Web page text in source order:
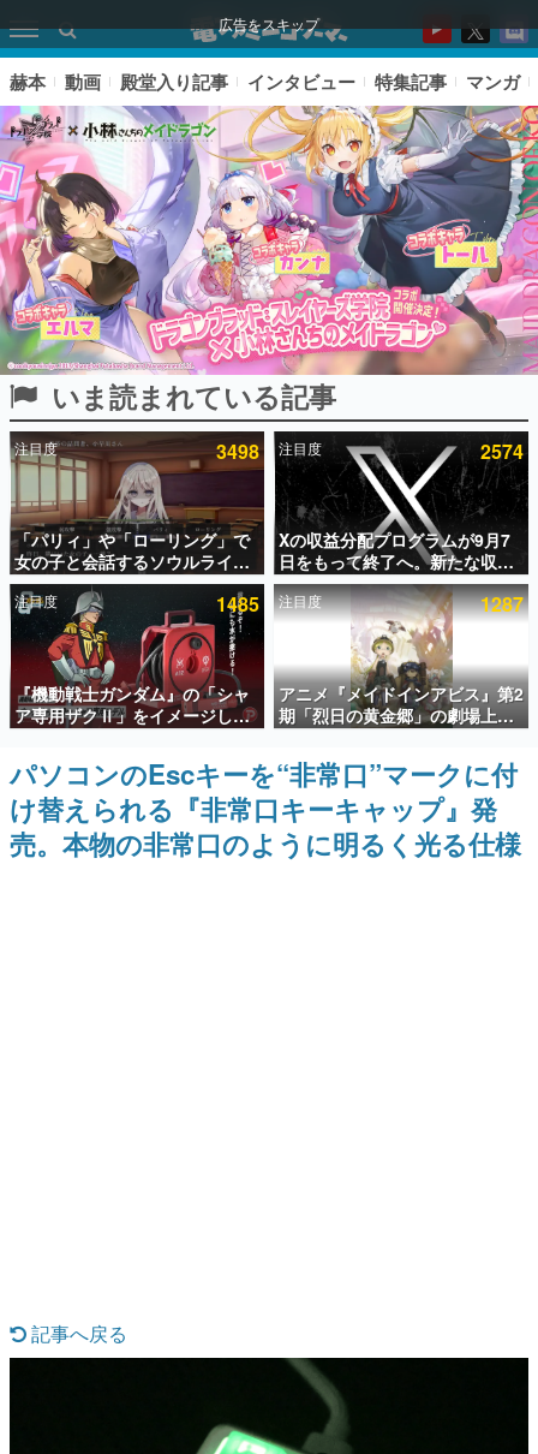
広告をスキップ
ピックアップ
電ファミのいま読まれている記事ランキング
アプリセール情報
インタビュー
連載・特集一覧
殿堂入り記事
SNS拡散数が数千以上！ ページビュー数万以上！ などな
ど。多くの人々に読まれた、電ファミ渾身の“殿堂入り”記
事をまとめました。
ゲームの企画書
名作ゲームクリエイターの方々に製作時のエピソードをお
聞きし、ヒットする企画（ゲーム）とは何か？を探ってい
きます。
ゲーム開発者・hamatsu氏がゲームの魅力を画面や操作の
具体的な形から解き明かしていく、硬派で骨太な評論連載
ゲームが変えた日本語
赫本 動画 殿堂入り記事 インタビュー 特集記事 マンガ
いま読まれている記事
注目度 3498
「パリィ」や「ローリング」で
女の子と会話するソウルライク
恋愛ゲーム『小早川さんはソウ
ルライク』無料公開。返事に失
敗すると「YOU DIED」
注目度 2574
Xの収益分配プログラムが9月7
日をもって終了へ。新たな収益
化制度「Original Content
Rewards Program」を発表
注目度 1485
『機動戦士ガンダム』の「シャ
ア専用ザクⅡ」をイメージした
散水ホースリールが予約開始。
ークやジオン公国軍のエンブレ
ム、型式番号などを配置
注目度 1287
アニメ『メイドインアビス』第2
期「烈日の黄金郷」の劇場上映
が決定！レグ役・伊瀬茉莉也さ
んらが登壇する舞台挨拶も実施
パソコンのEscキーを“非常口”マークに付
け替えられる『非常口キーキャップ』発
売。本物の非常口のように明るく光る仕様